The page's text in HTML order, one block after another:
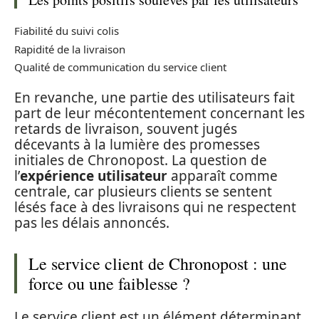
Fiabilité du suivi colis
Rapidité de la livraison
Qualité de communication du service client
En revanche, une partie des utilisateurs fait
part de leur mécontentement concernant les
retards de livraison, souvent jugés
décevants à la lumière des promesses
initiales de Chronopost. La question de
l’expérience utilisateur apparaît comme
centrale, car plusieurs clients se sentent
lésés face à des livraisons qui ne respectent
pas les délais annoncés.
Le service client de Chronopost : une
force ou une faiblesse ?